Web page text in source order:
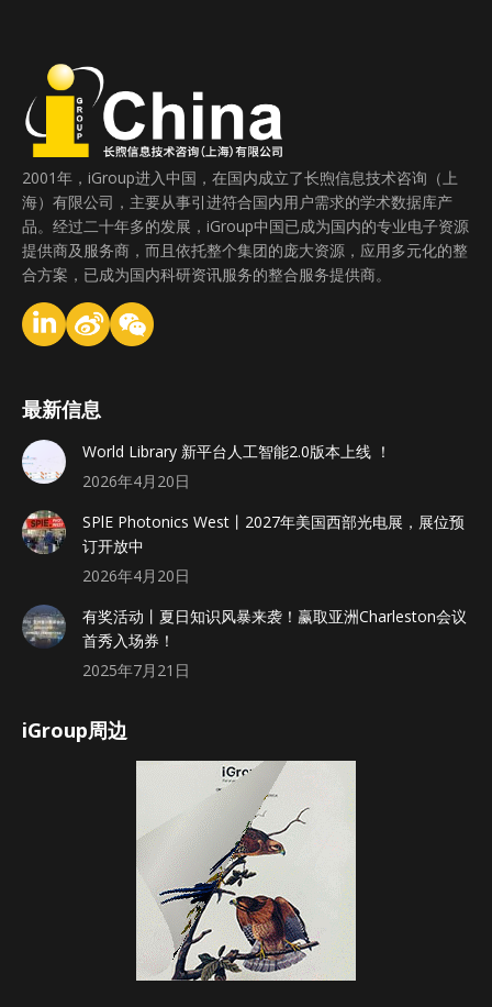
2001年，iGroup进入中国，在国内成立了长煦信息技术咨询（上
海）有限公司，主要从事引进符合国内用户需求的学术数据库产
品。经过二十年多的发展，iGroup中国已成为国内的专业电子资源
提供商及服务商，而且依托整个集团的庞大资源，应用多元化的整
合方案，已成为国内科研资讯服务的整合服务提供商。
最新信息
World Library 新平台人工智能2.0版本上线 ！
2026年4月20日
SPlE Photonics West丨2027年美国西部光电展，展位预
订开放中
2026年4月20日
有奖活动丨夏日知识风暴来袭！赢取亚洲Charleston会议
首秀入场券！
2025年7月21日
iGroup周边